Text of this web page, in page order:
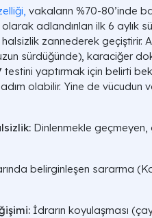
vakaların %70-80’inde
adlandırılan ilk 6 aylık
zannederek geçiştirir.
sürdüğünde), karaciğer
testini yaptırmak için belirti
adım olabilir. Yine de vücudun
Dinlenmekle geçmeyen,
belirginleşen sararma
İdrarın koyulaşması (çay